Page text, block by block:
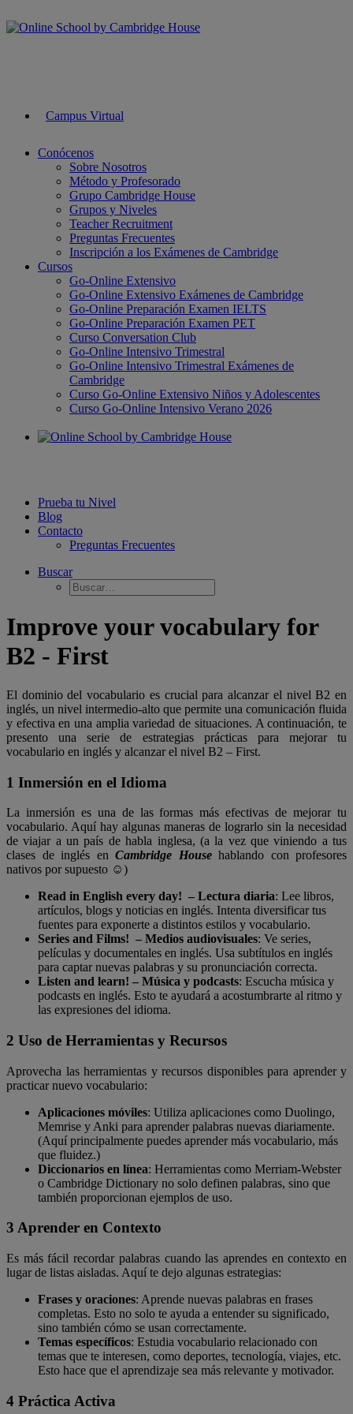
Campus Virtual
Conócenos
Sobre Nosotros
Método y Profesorado
Grupo Cambridge House
Grupos y Niveles
Teacher Recruitment
Preguntas Frecuentes
Inscripción a los Exámenes de Cambridge
Cursos
Go-Online Extensivo
Go-Online Extensivo Exámenes de Cambridge
Go-Online Preparación Examen IELTS
Go-Online Preparación Examen PET
Curso Conversation Club
Go-Online Intensivo Trimestral
Go-Online Intensivo Trimestral Exámenes de
Cambridge
Curso Go-Online Extensivo Niños y Adolescentes
Curso Go-Online Intensivo Verano 2026
Prueba tu Nivel
Blog
Contacto
Preguntas Frecuentes
Buscar
Improve your vocabulary for
B2 - First
El dominio del vocabulario es crucial para alcanzar el nivel B2 en
inglés, un nivel intermedio-alto que permite una comunicación fluida
y efectiva en una amplia variedad de situaciones. A continuación, te
presento una serie de estrategias prácticas para mejorar tu
vocabulario en inglés y alcanzar el nivel B2 – First.
1 Inmersión en el Idioma
La inmersión es una de las formas más efectivas de mejorar tu
vocabulario. Aquí hay algunas maneras de lograrlo sin la necesidad
de viajar a un país de habla inglesa, (a la vez que viniendo a tus
clases de inglés en Cambridge Househablando con profesores
nativos por supuesto ☺)
Read in English every day! – Lectura diaria: Lee libros,
artículos, blogs y noticias en inglés. Intenta diversificar tus
fuentes para exponerte a distintos estilos y vocabulario.
Series and Films! – Medios audiovisuales: Ve series,
películas y documentales en inglés. Usa subtítulos en inglés
para captar nuevas palabras y su pronunciación correcta.
Listen and learn! – Música y podcasts: Escucha música y
podcasts en inglés. Esto te ayudará a acostumbrarte al ritmo y
las expresiones del idioma.
2 Uso de Herramientas y Recursos
Aprovecha las herramientas y recursos disponibles para aprender y
practicar nuevo vocabulario:
Aplicaciones móviles: Utiliza aplicaciones como Duolingo,
Memrise y Anki para aprender palabras nuevas diariamente.
(Aquí principalmente puedes aprender más vocabulario, más
que fluidez.)
Diccionarios en línea: Herramientas como Merriam-Webster
o Cambridge Dictionary no solo definen palabras, sino que
también proporcionan ejemplos de uso.
3 Aprender en Contexto
Es más fácil recordar palabras cuando las aprendes en contexto en
lugar de listas aisladas. Aquí te dejo algunas estrategias:
Frases y oraciones: Aprende nuevas palabras en frases
completas. Esto no solo te ayuda a entender su significado,
sino también cómo se usan correctamente.
Temas específicos: Estudia vocabulario relacionado con
temas que te interesen, como deportes, tecnología, viajes, etc.
Esto hace que el aprendizaje sea más relevante y motivador.
4 Práctica Activa